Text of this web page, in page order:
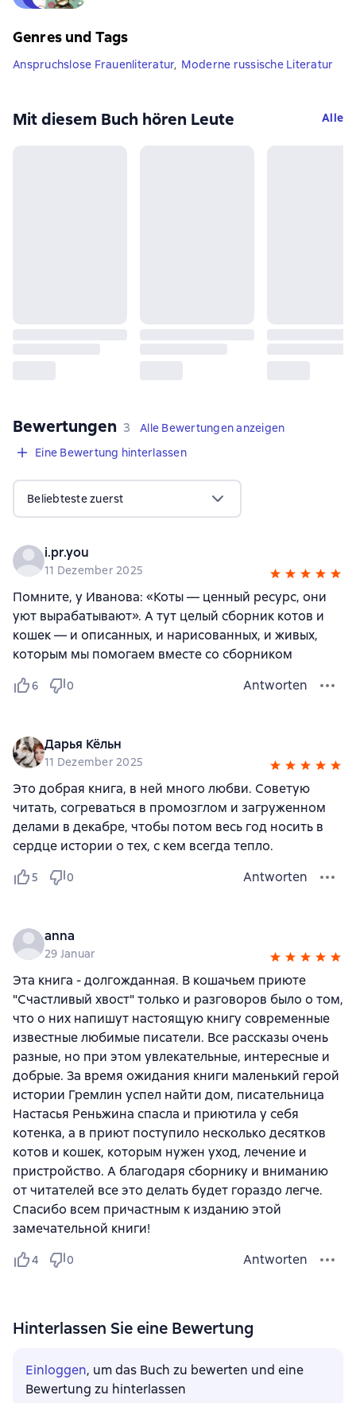
Genres und Tags
Anspruchslose Frauenliteratur, Moderne russische Literatur
Mit diesem Buch hören Leute Alle
Bewertungen 3 Bewertungen
3
Alle Bewertungen anzeigen
Eine Bewertung hinterlassen
Beliebteste zuerst
i.pr.you
11 Dezember 2025
Помните, у Иванова: «Коты — ценный ресурс, они
уют вырабатывают». А тут целый сборник котов и
кошек — и описанных, и нарисованных, и живых,
которым мы помогаем вместе со сборником
6 0 Antworten
Дарья Кёльн
11 Dezember 2025
Это добрая книга, в ней много любви. Советую
читать, согреваться в промозглом и загруженном
делами в декабре, чтобы потом весь год носить в
сердце истории о тех, с кем всегда тепло.
5 0 Antworten
anna
29 Januar
Эта книга - долгожданная. В кошачьем приюте
"Счастливый хвост" только и разговоров было о том,
что о них напишут настоящую книгу современные
известные любимые писатели. Все рассказы очень
разные, но при этом увлекательные, интересные и
добрые. За время ожидания книги маленький герой
истории Гремлин успел найти дом, писательница
Настасья Реньжина спасла и приютила у себя
котенка, а в приют поступило несколько десятков
котов и кошек, которым нужен уход, лечение и
пристройство. А благодаря сборнику и вниманию
от читателей все это делать будет гораздо легче.
Спасибо всем причастным к изданию этой
замечательной книги!
4 0 Antworten
Hinterlassen Sie eine Bewertung
Einloggen, um das Buch zu bewerten und eine
Bewertung zu hinterlassen